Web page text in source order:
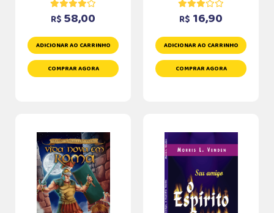
R$ 58,00
ADICIONAR AO CARRINHO
COMPRAR AGORA
R$ 16,90
ADICIONAR AO CARRINHO
COMPRAR AGORA